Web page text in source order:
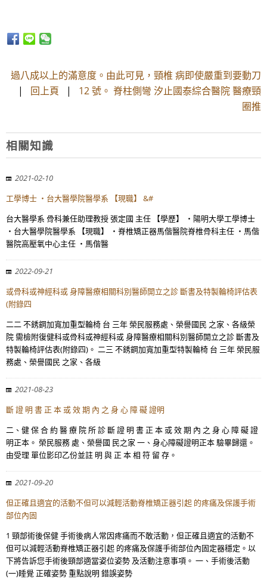
過八成以上的滿意度。由此可見，頸椎 病即使嚴重到要動刀
| 回上頁 | 12 號。 脊柱側彎 汐止國泰綜合醫院 醫療頸
圈推
相關知識
2021-02-10
工學博士 ・台大醫學院醫學系 【現職】 &#
台大醫學系 骨科兼任助理教授 張定國 主任 【學歷】 ・陽明大學工學博士
・台大醫學院醫學系 【現職】 ・脊椎矯正器馬偕醫院脊椎骨科主任 ・馬偕
醫院高壓氧中心主任 ・馬偕醫
2022-09-21
或骨科或神經科或 身障醫療相關科別醫師開立之診 斷書及特製輪椅評估表
(附錄四
二二 不銹鋼加寬加重型輪椅 台 三年 榮民服務處、榮譽國民 之家、各級榮
院 需檢附復健科或骨科或神經科或 身障醫療相關科別醫師開立之診 斷書及
特製輪椅評估表(附錄四)。 二三 不銹鋼加寬加重型特製輪椅 台 三年 榮民服
務處、榮譽國民 之家、各級
2021-08-23
斷 證 明 書 正 本 或 效 期 內 之 身 心 障 礙 證明
二、健 保 合 約 醫 療 院 所 診 斷 證 明 書 正 本 或 效 期 內 之 身 心 障 礙 證
明正本。 榮民服務 處、榮譽國 民之家 一、身心障礙證明正本 驗畢歸還。
由受理 單位影印乙份並註 明 與 正 本 相 符 留 存。
2021-09-20
但正確且適宜的活動不但可以減輕活動脊椎矯正器引起 的疼痛及保護手術
部位內固
1 頸部術後保健 手術後病人常因疼痛而不敢活動，但正確且適宜的活動不
但可以減輕活動脊椎矯正器引起 的疼痛及保護手術部位內固定器穩定。以
下將告訴您手術後頸部適當姿位姿勢 及活動注意事項。 一、手術後活動
(一)睡覺 正確姿勢 重點說明 錯誤姿勢